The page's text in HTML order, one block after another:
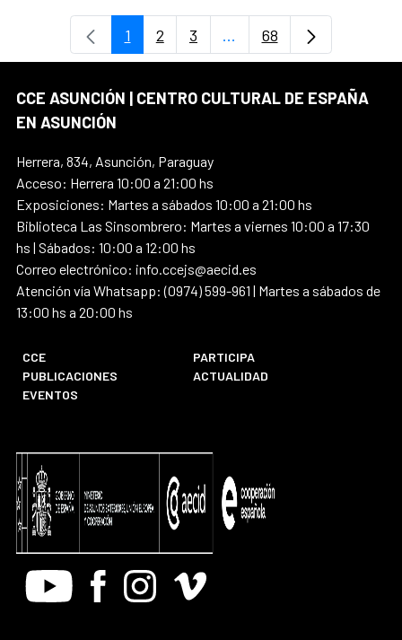
Page
1 Page
2 Page
3 ...Intermediate Pages Use
Page
68
CCE ASUNCIÓN | CENTRO CULTURAL DE ESPAÑA
EN ASUNCIÓN
Herrera, 834, Asunción, Paraguay
Acceso: Herrera 10:00 a 21:00 hs
Exposiciones: Martes a sábados 10:00 a 21:00 hs
Biblioteca Las Sinsombrero: Martes a viernes 10:00 a 17:30
hs | Sábados: 10:00 a 12:00 hs
Correo electrónico: info.ccejs@aecid.es
Atención vía Whatsapp: (0974) 599-961 | Martes a sábados de
13:00 hs a 20:00 hs
CCE
PARTICIPA
PUBLICACIONES
ACTUALIDAD
EVENTOS
Youtube FacebookInstagram
Vimeo